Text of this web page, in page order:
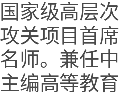
国家级高层
攻关项目首
名师。兼任
主编高等教